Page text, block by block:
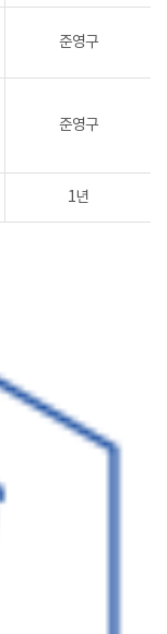
준영구
준영구
1년